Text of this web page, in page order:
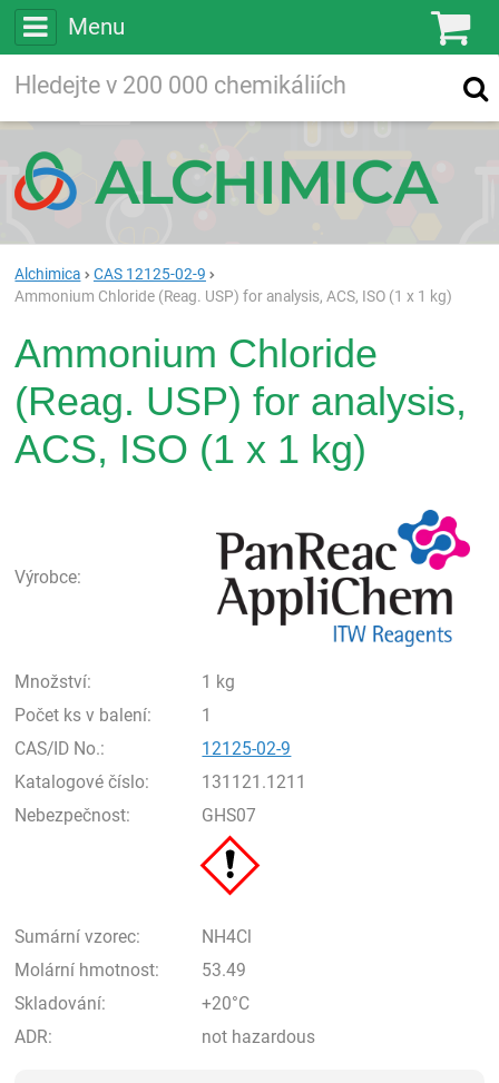
Menu
Vyhledávání
Alchimica
CAS 12125-02-9
Ammonium Chloride (Reag. USP) for analysis, ACS, ISO (1 x 1 kg)
Ammonium Chloride
(Reag. USP) for analysis,
ACS, ISO (1 x 1 kg)
Výrobce:
Množství:
1 kg
Počet ks v balení:
1
CAS/ID No.:
12125-02-9
Katalogové číslo:
131121.1211
Nebezpečnost:
GHS07
Sumární vzorec:
NH4Cl
Molární hmotnost:
53.49
Skladování:
+20°C
ADR:
not hazardous